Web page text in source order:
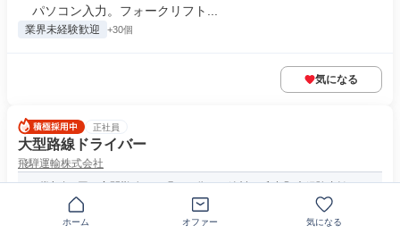
パソコン入力。フォークリフト...
業界未経験歓迎 +30個
気になる
正社員
大型路線ドライバー
飛騨運輸株式会社
賞与年3回／夜間勤務／頑張った分だけ給料に反映◎ 未経験者歓
ホーム オファー 気になる